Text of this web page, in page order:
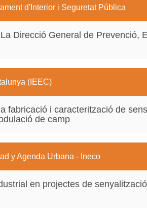
d'Interior i Seguretat Pública
Direcció General de Prevenció,
(IEEC)
fabricació i caracterització de
de camp
y Agenda Urbana - Ineco
en projectes de